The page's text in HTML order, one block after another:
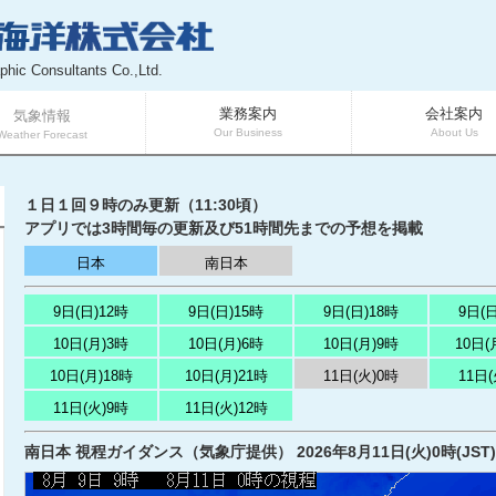
Consultants Co.,Ltd.
気象情報
Forecast
業務案内
Our Business
会社案内
About Us
１日１回９時のみ更新（11:30頃）
アプリでは3時間毎の更新及び51時間先までの予想を掲載
日本 南日本
9日(日)12時 9日(日)15時 9日(日)18時
9日(
10日(月)3時
10日(月)6時 10日(月)9時
10日(
10日(月)18時
10日(月)21時 11日(火)0時
11日
11日(火)9時
11日(火)12時
南日本 視程ガイダンス（気象庁提供） 2026年8月11日(火)0時